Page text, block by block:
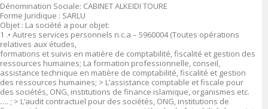
Dénomination Sociale: CABINET ALKEIDI TOURE
Forme Juridique : SARLU
Objet : La société a pour objet:
1 .• Autres services personnels n.c.a – 5960004 (Toutes opérations
relatives aux études,
formations et suivis en matière de comptabilité, fiscalité et gestion des
ressources humaines; La formation professionnelle, conseil,
assistance technique en matière de comptabilité, fiscalité et gestion
des ressources humaines; > L’assistance comptable et fiscale pour
des sociétés, ONG, institutions de finance islamique, organismes etc.
…. ; > L’audit contractuel pour des sociétés, ONG, institutions de